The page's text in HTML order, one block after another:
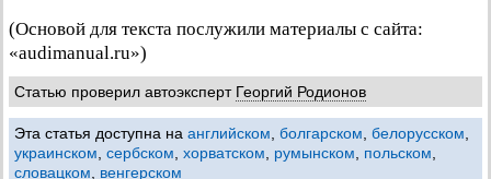
(Основой для текста послужили материалы с сайта:
«audimanual.ru»)
Статью проверил автоэксперт Георгий Родионов
Эта статья доступна на английском болгарском белорусском
украинском сербском хорватском румынском польском
словацком
венгерском